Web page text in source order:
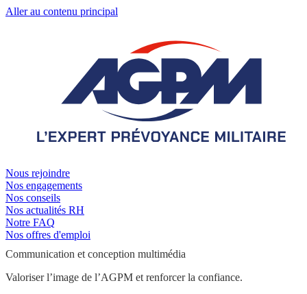
Aller au contenu principal
Nous rejoindre
Nos engagements
Nos conseils
Nos actualités RH
Notre FAQ
Nos offres d'emploi
Communication et conception multimédia
Valoriser l’image de l’AGPM et renforcer la confiance.